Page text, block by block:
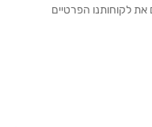
את לקוחותנו הפרטיים